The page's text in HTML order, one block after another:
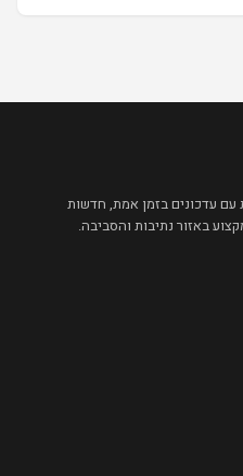
עם עדכונים בזמן אמת, חדשות
באזור נתיבות והסביבה.